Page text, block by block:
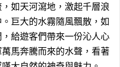
如天河瀉地，激起千層浪
巨大的水霧隨風飄散，如
給遊客們帶來一份沁人心
馬奔騰而來的水聲，看著